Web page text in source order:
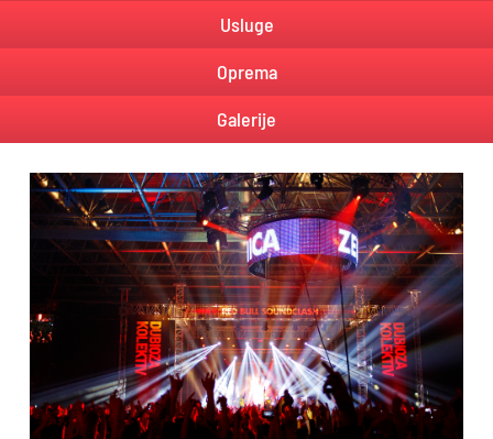
Usluge
Oprema
Galerije